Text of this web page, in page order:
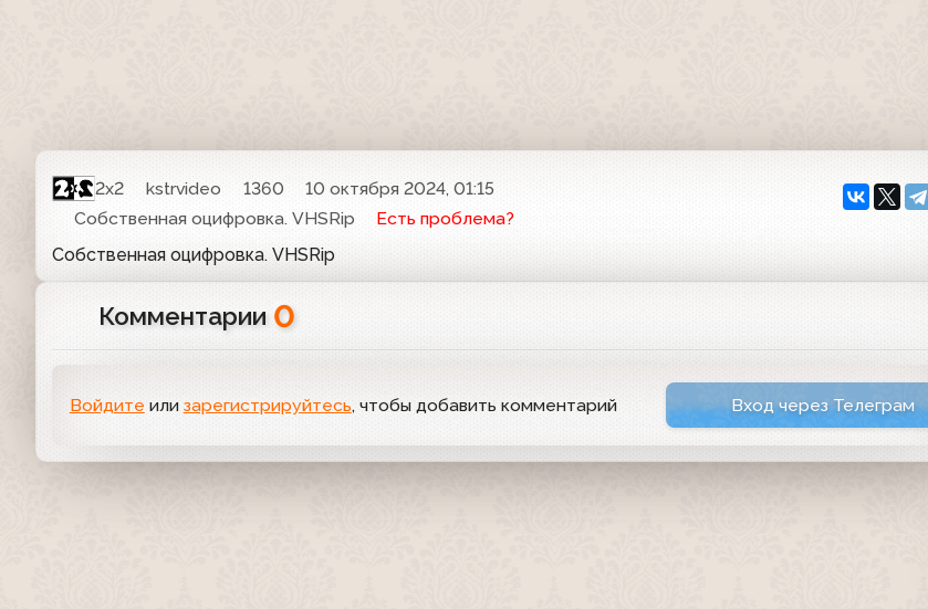
2x2 kstrvideo 1360
10 октября 2024, 01:15
Собственная оцифровка. VHSRip
Есть проблема?
Собственная оцифровка. VHSRip
Комментарии 0
Войдите или зарегистрируйтесь, чтобы добавить комментарий Вход через Телеграм